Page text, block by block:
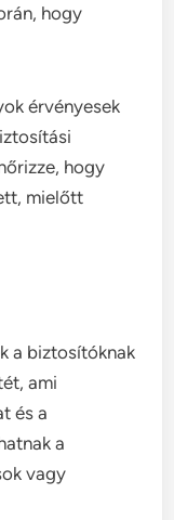
hogy
érvényesek
hogy
mielőtt
a biztosítóknak
ami
és a
a
vagy